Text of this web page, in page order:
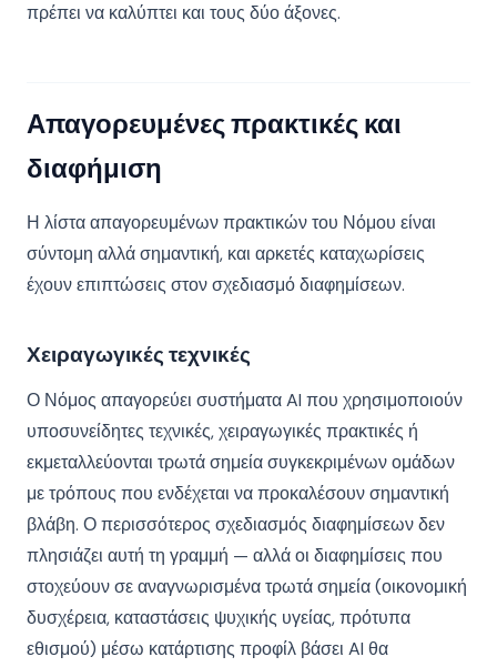
πρέπει να καλύπτει και τους δύο άξονες.
Απαγορευμένες πρακτικές και
διαφήμιση
Η λίστα απαγορευμένων πρακτικών του Νόμου είναι
σύντομη αλλά σημαντική, και αρκετές καταχωρίσεις
έχουν επιπτώσεις στον σχεδιασμό διαφημίσεων.
Χειραγωγικές τεχνικές
Ο Νόμος απαγορεύει συστήματα AI που χρησιμοποιούν
υποσυνείδητες τεχνικές, χειραγωγικές πρακτικές ή
εκμεταλλεύονται τρωτά σημεία συγκεκριμένων ομάδων
με τρόπους που ενδέχεται να προκαλέσουν σημαντική
βλάβη. Ο περισσότερος σχεδιασμός διαφημίσεων δεν
πλησιάζει αυτή τη γραμμή — αλλά οι διαφημίσεις που
στοχεύουν σε αναγνωρισμένα τρωτά σημεία (οικονομική
δυσχέρεια, καταστάσεις ψυχικής υγείας, πρότυπα
εθισμού) μέσω κατάρτισης προφίλ βάσει AI θα